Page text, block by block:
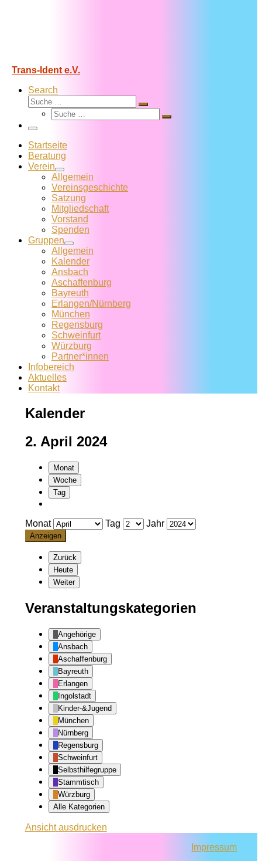
Trans-Ident e.V.
Search
Suche
Suche
Suche
Suche
Menü
Startseite
Beratung
Verein
Allgemein
Vereins­geschichte
Satzung
Mitglied­schaft
Vorstand
Spenden
Gruppen
Allgemein
Kalender
Ansbach
Aschaffenburg
Bayreuth
Erlangen/Nürnberg
München
Regensburg
Schweinfurt
Würzburg
Partner*innen
Infobereich
Aktuelles
Kontakt
Kalender
2. April 2024
Monat
Woche
Tag
Monat Tag Jahr
Zurück
Heute
Weiter
Veranstaltungskategorien
Angehörige
Ansbach
Aschaffenburg
Bayreuth
Erlangen
Ingolstadt
Kinder-&Jugend
München
Nürnberg
Regensburg
Schweinfurt
Selbsthilfegruppe
Stammtisch
Würzburg
Alle Kategorien
Ansichtausdrucken
Impressum